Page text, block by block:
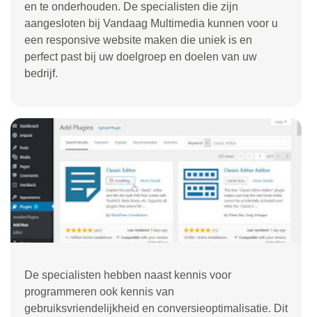
en te onderhouden. De specialisten die zijn
aangesloten bij Vandaag Multimedia kunnen voor u
een responsive website maken die uniek is en
perfect past bij uw doelgroep en doelen van uw
bedrijf.
De specialisten hebben naast kennis voor
programmeren ook kennis van
gebruiksvriendelijkheid en conversieoptimalisatie. Dit